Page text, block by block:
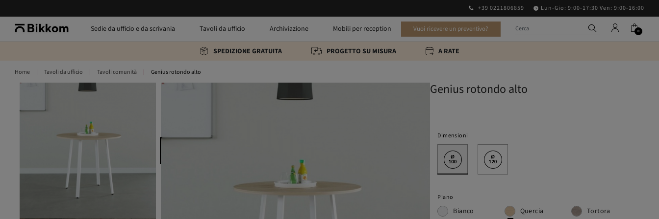
+39 0221806859 Lun-Gio: 9:00-17:30 Ven: 9:00-16:00
Sedie da ufficio e da scrivania Tavoli da ufficio Archiviazione Mobili per reception Vuoi ricevere un preventivo? 0
SPEDIZIONE GRATUITA PROGETTO SU MISURA A RATE
Home Tavoli da ufficio Tavoli comunità Genius rotondo alto
Genius rotondo alto
Dimensioni
Piano
Bianco Quercia Tortora